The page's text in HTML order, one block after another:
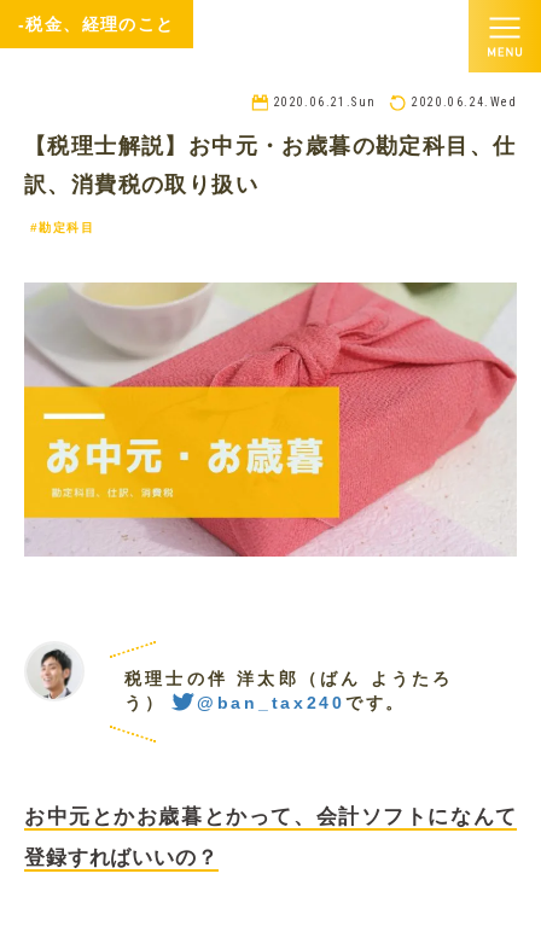
-税金、経理のこと
2020.06.21.Sun 2020.06.24.Wed
【税理士解説】お中元・お歳暮の勘定科目、仕
訳、消費税の取り扱い
#勘定科目
税理士の伴 洋太郎（ばん ようたろ
う）
@ban_tax240 です。
お中元とかお歳暮とかって、会計ソフトになんて
登録すればいいの？